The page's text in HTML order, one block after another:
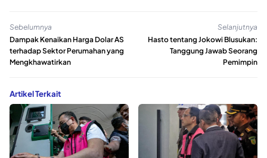
Sebelumnya
Dampak Kenaikan Harga Dolar AS
terhadap Sektor Perumahan yang
Mengkhawatirkan
Selanjutnya
Hasto tentang Jokowi Blusukan:
Tanggung Jawab Seorang
Pemimpin
Artikel Terkait